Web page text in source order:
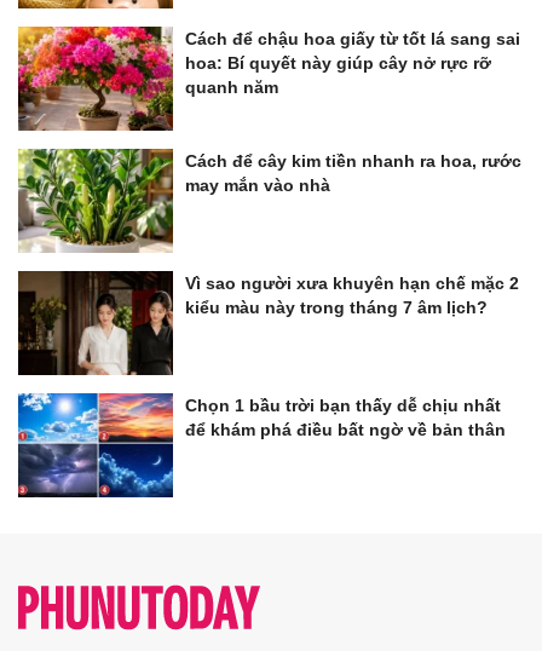
Cách để chậu hoa giấy từ tốt lá sang sai
hoa: Bí quyết này giúp cây nở rực rỡ
quanh năm
Cách để cây kim tiền nhanh ra hoa, rước
may mắn vào nhà
Vì sao người xưa khuyên hạn chế mặc 2
kiểu màu này trong tháng 7 âm lịch?
Chọn 1 bầu trời bạn thấy dễ chịu nhất
để khám phá điều bất ngờ về bản thân